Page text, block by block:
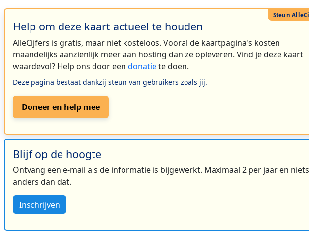
Help om deze kaart actueel te houden
AlleCijfers is gratis, maar niet kosteloos. Vooral de kaartpagina's kosten
maandelijks aanzienlijk meer aan hosting dan ze opleveren. Vind je deze kaart
waardevol? Help ons door een donatiete doen.
Deze pagina bestaat dankzij steun van gebruikers zoals jij.
Doneer en help mee
Blijf op de hoogte
Ontvang een e-mail als de informatie is bijgewerkt. Maximaal 2 per jaar en niets
anders dan dat.
Inschrijven